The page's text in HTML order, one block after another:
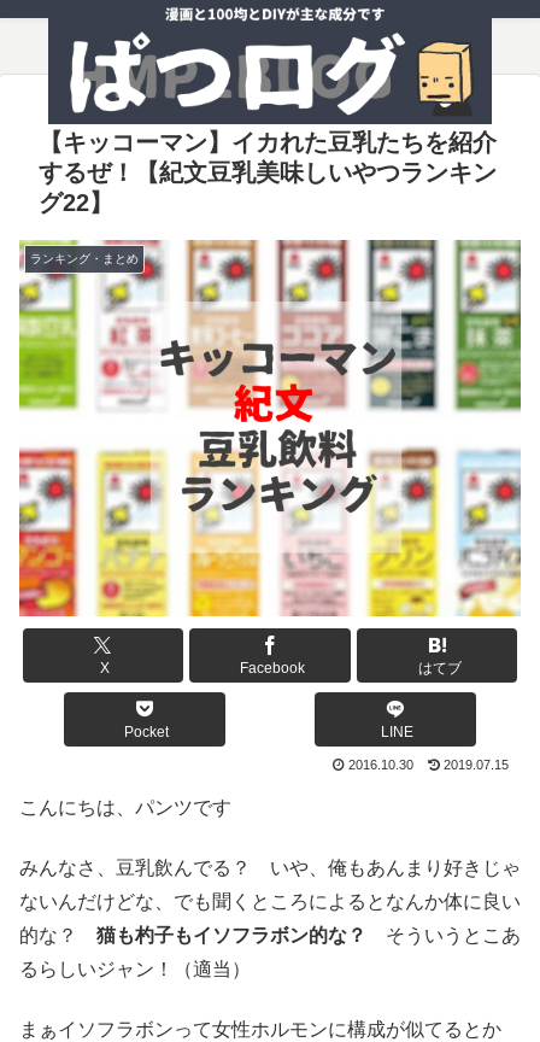
【キッコーマン】イカれた豆乳たちを紹介
するぜ！【紀文豆乳美味しいやつランキン
グ22】
ランキング・まとめ
X Facebook はてブ
Pocket LINE
2016.10.30 2019.07.15
こんにちは、パンツです
みんなさ、豆乳飲んでる？ いや、俺もあんまり好きじゃ
ないんだけどな、でも聞くところによるとなんか体に良い
的な？ 猫も杓子もイソフラボン的な？
そういうとこあ
るらしいジャン！（適当）
まぁイソフラボンって女性ホルモンに構成が似てるとか